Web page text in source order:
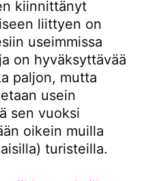
kiinnittänyt
liittyen on
useimmissa
on hyväksyttävää
paljon, mutta
usein
sen vuoksi
oikein muilla
turisteilla.